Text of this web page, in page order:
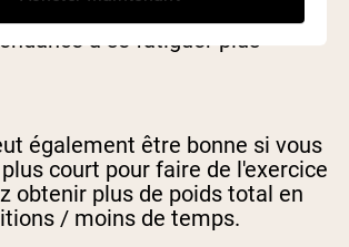
- cependant, à la
à se fatiguer plus
également être bonne si vous
court pour faire de l'exercice
obtenir plus de poids total en
/ moins de temps.